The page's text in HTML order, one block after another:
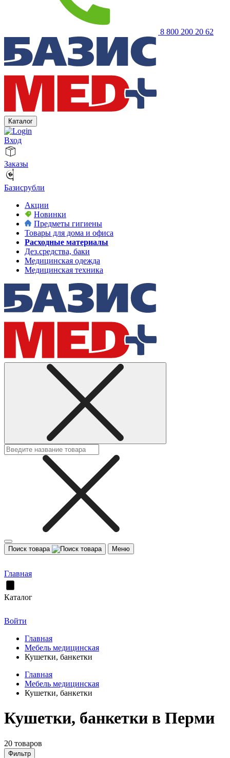
8 800 200 20 62
Каталог
Вход
Заказы
Базисрубли
Акции
Новинки
Предметы гигиены
Товары для дома и офиса
Расходные материалы
Дез.средства, баки
Медицинская одежда
Медицинская техника
Поиск товара Меню
Главная
Каталог
Войти
Главная
Мебель медицинская
Кушетки, банкетки
Главная
Мебель медицинская
Кушетки, банкетки
Кушетки, банкетки в Перми
20 товаров
Фильтр